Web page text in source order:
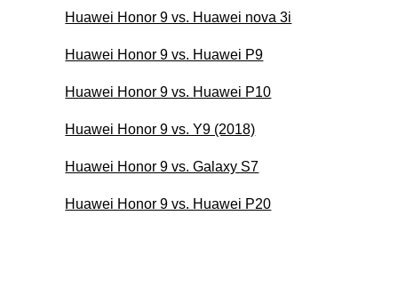
Huawei Honor 9 vs. Huawei nova 3i
Huawei Honor 9 vs. Huawei P9
Huawei Honor 9 vs. Huawei P10
Huawei Honor 9 vs. Y9 (2018)
Huawei Honor 9 vs. Galaxy S7
Huawei Honor 9 vs. Huawei P20